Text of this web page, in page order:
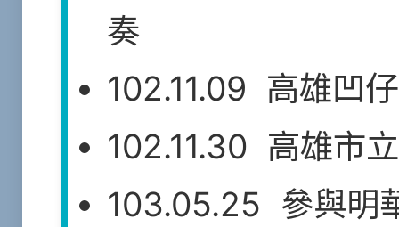
奏
102.11.09 高雄凹
102.11.30 高雄市
103.05.25 參與明